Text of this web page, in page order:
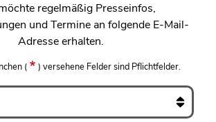
regelmäßig Presseinfos,
und Termine an folgende E-Mail-
Adresse erhalten.
( ) versehene Felder sind Pflichtfelder.